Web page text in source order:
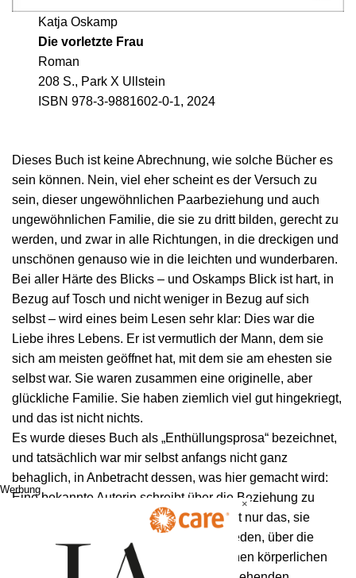
Katja Oskamp
Die vorletzte Frau
Roman
208 S., Park X Ullstein
ISBN 978-3-9881602-0-1, 2024
Dieses Buch ist keine Abrechnung, wie solche Bücher es
sein können. Nein, viel eher scheint es der Versuch zu
sein, dieser ungewöhnlichen Paarbeziehung und auch
ungewöhnlichen Familie, die sie zu dritt bilden, gerecht zu
werden, und zwar in alle Richtungen, in die dreckigen und
unschönen genauso wie in die leichten und wunderbaren.
Bei aller Härte des Blicks – und Oskamps Blick ist hart, in
Bezug auf Tosch und nicht weniger in Bezug auf sich
selbst – wird eines beim Lesen sehr klar: Dies war die
Liebe ihres Lebens. Er ist vermutlich der Mann, dem sie
sich am meisten geöffnet hat, mit dem sie am ehesten sie
selbst war. Sie waren zusammen eine originelle, aber
glückliche Familie. Sie haben ziemlich viel gut hingekriegt,
und das ist nicht nichts.
Es wurde dieses Buch als „Enthüllungsprosa“ bezeichnet,
und tatsächlich war mir selbst anfangs nicht ganz
behaglich, in Anbetracht dessen, was hier gemacht wird:
Eine bekannte Autorin schreibt über die Beziehung zu
einem noch bekannteren Autor, und nicht nur das, sie
berichtet, ohne das irgendwie schönzureden, über die
Krebserkrankung dieses Autors und seinen körperlichen
Werbung
×